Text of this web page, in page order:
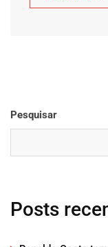
Pesquisar
Posts